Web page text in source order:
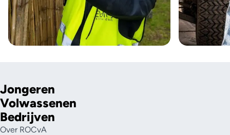
Jongeren
Volwassenen
Bedrijven
Over ROCvA